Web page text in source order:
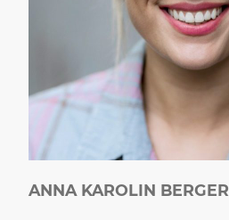
ANNA KAROLIN BERGER